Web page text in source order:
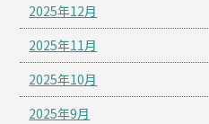
2025年12月
2025年11月
2025年10月
2025年9月